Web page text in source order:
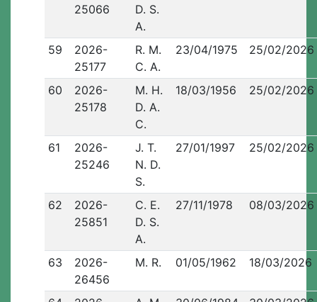
25066
D. S.
A.
59
2026-
25177
R. M.
C. A.
23/04/1975 25/02/2026
60
2026-
25178
M. H.
D. A.
C.
18/03/1956 25/02/2026
61
2026-
25246
J. T.
N. D.
S.
27/01/1997 25/02/2026
62
2026-
25851
C. E.
D. S.
A.
27/11/1978 08/03/2026
63
2026-
26456
M. R. 01/05/1962 18/03/2026